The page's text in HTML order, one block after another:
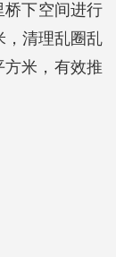
桥下空间进行
，清理乱圈乱
米，有效推